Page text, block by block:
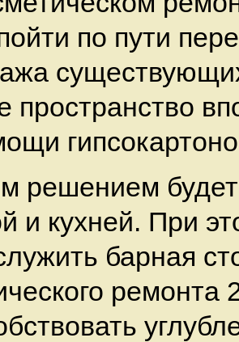
по пути
пространство
решением
и кухней. При
барная